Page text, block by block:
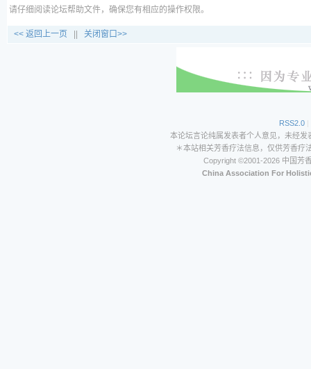
请仔细阅读论坛帮助文件，确保您有相应的操作权限。
<< 返回上一页 关闭窗口>>
RSS2.0 |
本论坛言论纯属发表者个人意见，未经
＊本站相关芳香疗法信息，仅供芳香疗
Copyright ©2001-2026 中国芳
China Association For